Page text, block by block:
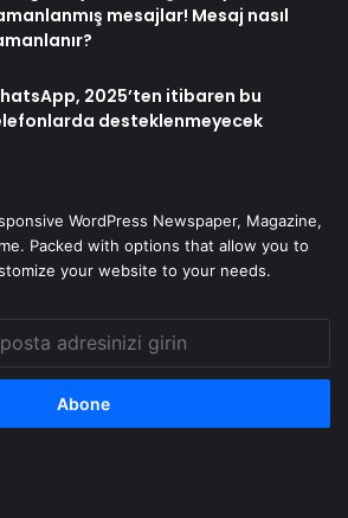
mesajlar! Mesaj nasıl
2025’ten itibaren bu
desteklenmeyecek
WordPress Newspaper, Magazine,
Packed with options that allow you to
your website to your needs.